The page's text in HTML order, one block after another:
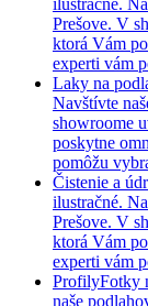
ilustračné.
Prešove. V
ktorá Vám
experti vám
Laky na
Navštívte
showroome
poskytne
pomôžu
Čistenie a
ilustračné.
Prešove. V
ktorá Vám
experti vám
ProfilyFotky
naše